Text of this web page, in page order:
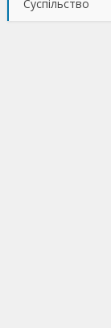
Суспільство